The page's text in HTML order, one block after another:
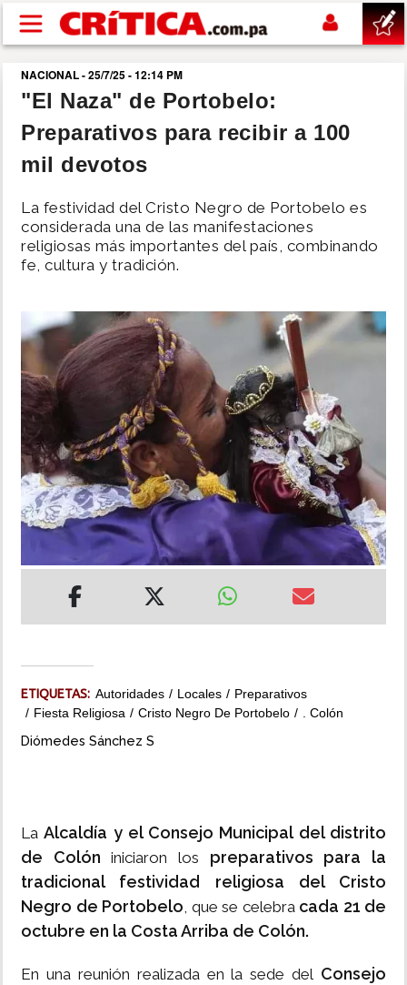
Pasar al contenido principal
buscar
SUCESOS
POLÍTICA
DEPORTES
MUNDO
INSÓLITAS
MULTIMEDIA
IMPRESO
NACIONAL - 25/7/25 - 12:14 PM
"El Naza" de Portobelo:
Preparativos para recibir a 100
mil devotos
La festividad del Cristo Negro de Portobelo es
considerada una de las manifestaciones
religiosas más importantes del país, combinando
fe, cultura y tradición.
ETIQUETAS: Autoridades Locales
Preparativos
Fiesta Religiosa
Cristo Negro De Portobelo . Colón
Diómedes Sánchez S
LaAlcaldía y el Consejo Municipal del distrito
de Colóniniciaron los preparativos para la
tradicional festividad religiosa del Cristo
Negro de Portobelo, que se celebra cada 21 de
octubre en la Costa Arriba de Colón.
En una reunión realizada en la sede del Consejo